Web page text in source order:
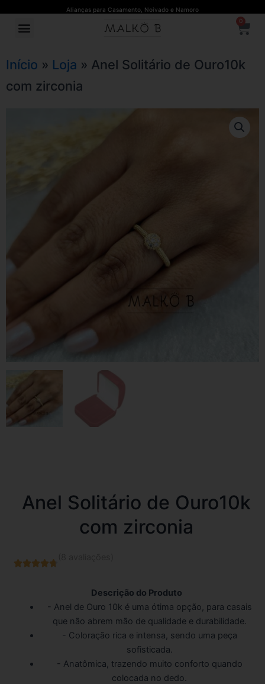
Alianças para Casamento, Noivado e Namoro
Menu 0
Início » Loja » Anel Solitário de Ouro10k
com zirconia
Anel Solitário de Ouro10k
com zirconia

Descrição do Produto
- Anel de Ouro 10k é uma ótima opção, para casais
que não abrem mão de qualidade e durabilidade.
- Coloração rica e intensa, sendo uma peça
sofisticada.
- Anatômica, trazendo muito conforto quando
colocada no dedo.